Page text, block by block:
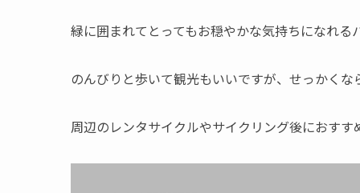
緑に囲まれてとってもお穏やかな気持ちになれる
のんびりと歩いて観光もいいですが、せっかく
周辺のレンタサイクルやサイクリング後におす